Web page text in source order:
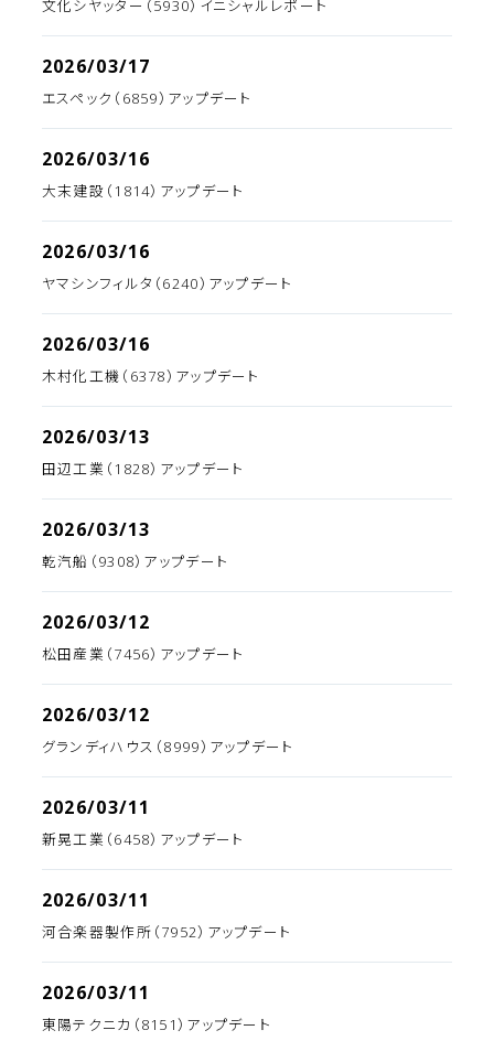
文化シヤッター（5930）イニシャルレポート
2026/03/17
エスペック（6859）アップデート
2026/03/16
大末建設（1814）アップデート
2026/03/16
ヤマシンフィルタ（6240）アップデート
2026/03/16
木村化工機（6378）アップデート
2026/03/13
田辺工業（1828）アップデート
2026/03/13
乾汽船（9308）アップデート
2026/03/12
松田産業（7456）アップデート
2026/03/12
グランディハウス（8999）アップデート
2026/03/11
新晃工業（6458）アップデート
2026/03/11
河合楽器製作所（7952）アップデート
2026/03/11
東陽テクニカ（8151）アップデート